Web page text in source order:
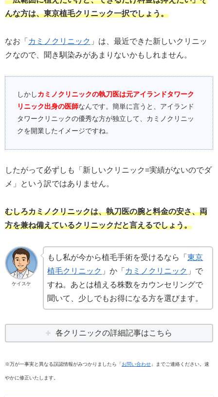
んな方は、東京植毛クリニック一択でしょう。
なお「 カミノクリニック 」は、最近できた新しいクリニッ
クなので、聞き馴染みがあまりないかもしれません。
しかしカミノクリニックの執刀医は元アイランドタワーク
リニック出身の医師なんです。簡単に言うと、アイランド
タワークリニックの優秀な方が独立して、カミノクリニッ
クを開業したイメージですね。
したがって必ずしも「新しいクリニック=実績がないのでダ
メ」という訳ではありません。
むしろカミノクリニックは、執刀医の腕と料金の安さ、両
方を兼ね備えているクリニックだと言えるでしょう。
ケイスケ
もし私が今から植毛手術を受けるなら「東京
植毛クリニック 」か「 カミノクリニック 」で
すね。あとは植える株数をカウンセリングで
聞いて、少しでもお得になる方を選びます。
各クリニックの詳細記事はこちら
※万が一事実と異なる誤認情報がみつかりましたら「お問い合わせ 」までご連絡ください。速
やかに修正いたします。